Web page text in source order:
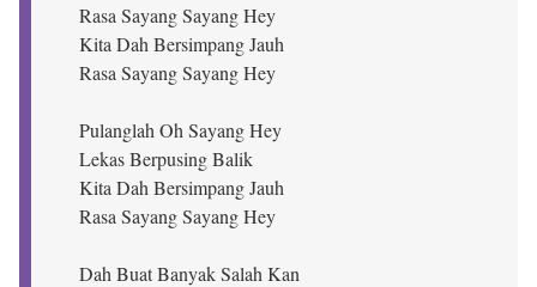
Rasa Sayang Sayang Hey
Kita Dah Bersimpang Jauh
Rasa Sayang Sayang Hey
Pulanglah Oh Sayang Hey
Lekas Berpusing Balik
Kita Dah Bersimpang Jauh
Rasa Sayang Sayang Hey
Dah Buat Banyak Salah Kan